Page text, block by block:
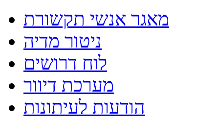
מאגר אנשי תקשורת
ניטור מדיה
לוח דרושים
מערכת דיוור
הודעות לעיתונות